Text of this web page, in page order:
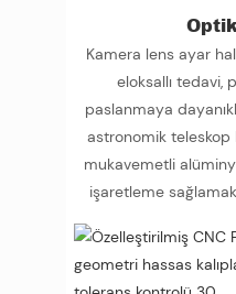
Kamera lens ayar
eloksallı tedavi,
paslanmaya
astronomik
mukavemetli
işaretleme